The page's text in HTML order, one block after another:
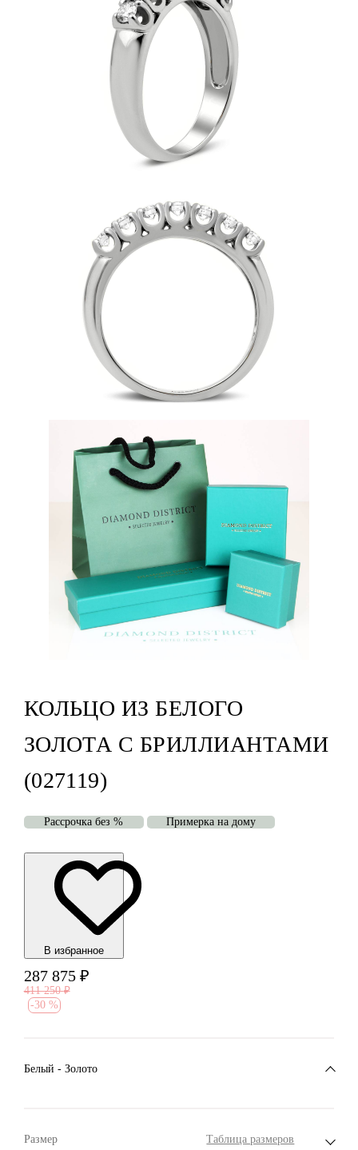
КОЛЬЦО ИЗ БЕЛОГО
ЗОЛОТА С БРИЛЛИАНТАМИ
(027119)
Рассрочка без % Примерка на дому
В избранноe
287 875 ₽
411 250 ₽
-30 %
Белый - Золото
Размер Таблица размеров